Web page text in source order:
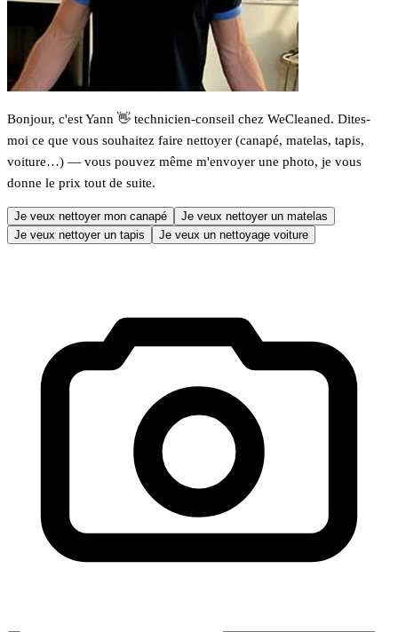
Bonjour, c'est Yann 👋 technicien-conseil chez WeCleaned. Dites-
moi ce que vous souhaitez faire nettoyer (canapé, matelas, tapis,
voiture…) — vous pouvez même m'envoyer une photo, je vous
donne le prix tout de suite.
Je veux nettoyer mon canapé
Je veux nettoyer un matelas
Je veux nettoyer un tapis
Je veux un nettoyage voiture